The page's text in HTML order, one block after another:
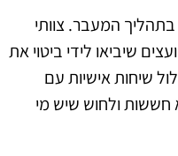
המעבר. צוותי
שיביאו לידי ביטוי את
שיחות אישיות עם
ולחוש שיש מי